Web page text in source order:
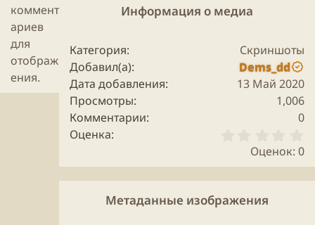
коммент
ариев
для
отображ
ения.
Информация о медиа
Категория
Скриншоты
Добавил(а)
Dems_dd
Дата добавления
13 Май 2020
Просмотры
1,006
Комментарии
0
Оценка
.
0
0
з
Оценок: 0
Метаданные изображения